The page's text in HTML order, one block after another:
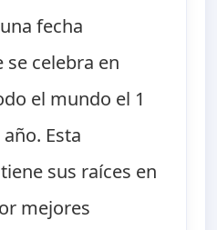
fecha
celebra en
el mundo el 1
Esta
sus raíces en
mejores